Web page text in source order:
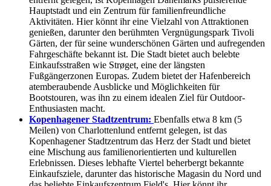
Hauptstadt und ein Zentrum für familienfreundliche
Aktivitäten. Hier könnt ihr eine Vielzahl von Attraktionen
genießen, darunter den berühmten Vergnügungspark Tivoli
Gärten, der für seine wunderschönen Gärten und aufregenden
Fahrgeschäfte bekannt ist. Die Stadt bietet auch belebte
Einkaufsstraßen wie Strøget, eine der längsten
Fußgängerzonen Europas. Zudem bietet der Hafenbereich
atemberaubende Ausblicke und Möglichkeiten für
Bootstouren, was ihn zu einem idealen Ziel für Outdoor-
Enthusiasten macht.
Kopenhagener Stadtzentrum: Ebenfalls etwa 8 km (5
Meilen) von Charlottenlund entfernt gelegen, ist das
Kopenhagener Stadtzentrum das Herz der Stadt und bietet
eine Mischung aus familienorientierten und kulturellen
Erlebnissen. Dieses lebhafte Viertel beherbergt bekannte
Einkaufsziele, darunter das historische Magasin du Nord und